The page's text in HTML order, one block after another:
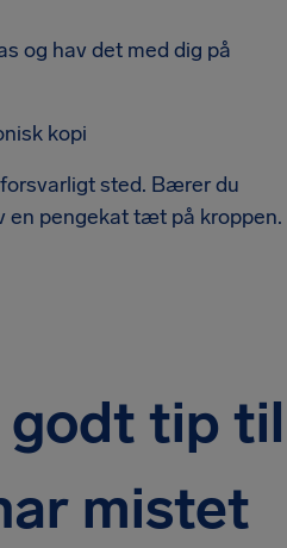
og hav det med dig på
kopi
sted. Bærer du
en pengekat tæt på kroppen.
godt tip til
mistet